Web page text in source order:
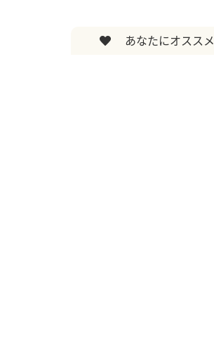
あなたにオススメ